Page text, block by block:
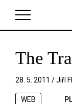
The
28. 5. 2011 /Jiří
WEB